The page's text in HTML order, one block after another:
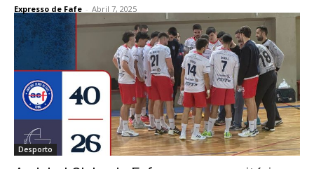
Expresso de Fafe - Abril 7, 2025
Desporto